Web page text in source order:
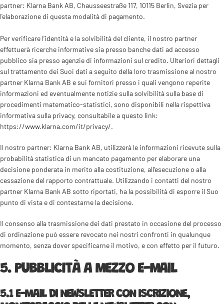
partner: Klarna Bank AB, Chausseestraße 117, 10115 Berlin, Svezia per
l'elaborazione di questa modalità di pagamento.
Per verificare l’identità e la solvibilità del cliente, il nostro partner
effettuerà ricerche informative sia presso banche dati ad accesso
pubblico sia presso agenzie di informazioni sul credito. Ulteriori dettagli
sul trattamento dei Suoi dati a seguito della loro trasmissione al nostro
partner Klarna Bank AB e sui fornitori presso i quali vengono reperite
informazioni ed eventualmente notizie sulla solvibilità sulla base di
procedimenti matematico-statistici, sono disponibili nella rispettiva
informativa sulla privacy, consultabile a questo link:
https://www.klarna.com/it/privacy/.
Il nostro partner: Klarna Bank AB, utilizzerà le informazioni ricevute sulla
probabilità statistica di un mancato pagamento per elaborare una
decisione ponderata in merito alla costituzione, all’esecuzione o alla
cessazione del rapporto contrattuale. Utilizzando i contatti del nostro
partner Klarna Bank AB sotto riportati, ha la possibilità di esporre il Suo
punto di vista e di contestarne la decisione.
Il consenso alla trasmissione dei dati prestato in occasione del processo
di ordinazione può essere revocato nei nostri confronti in qualunque
momento, senza dover specificarne il motivo, e con effetto per il futuro.
5. PUBBLICITÀ A MEZZO E-MAIL
5.1 E-MAIL DI NEWSLETTER CON ISCRIZIONE,